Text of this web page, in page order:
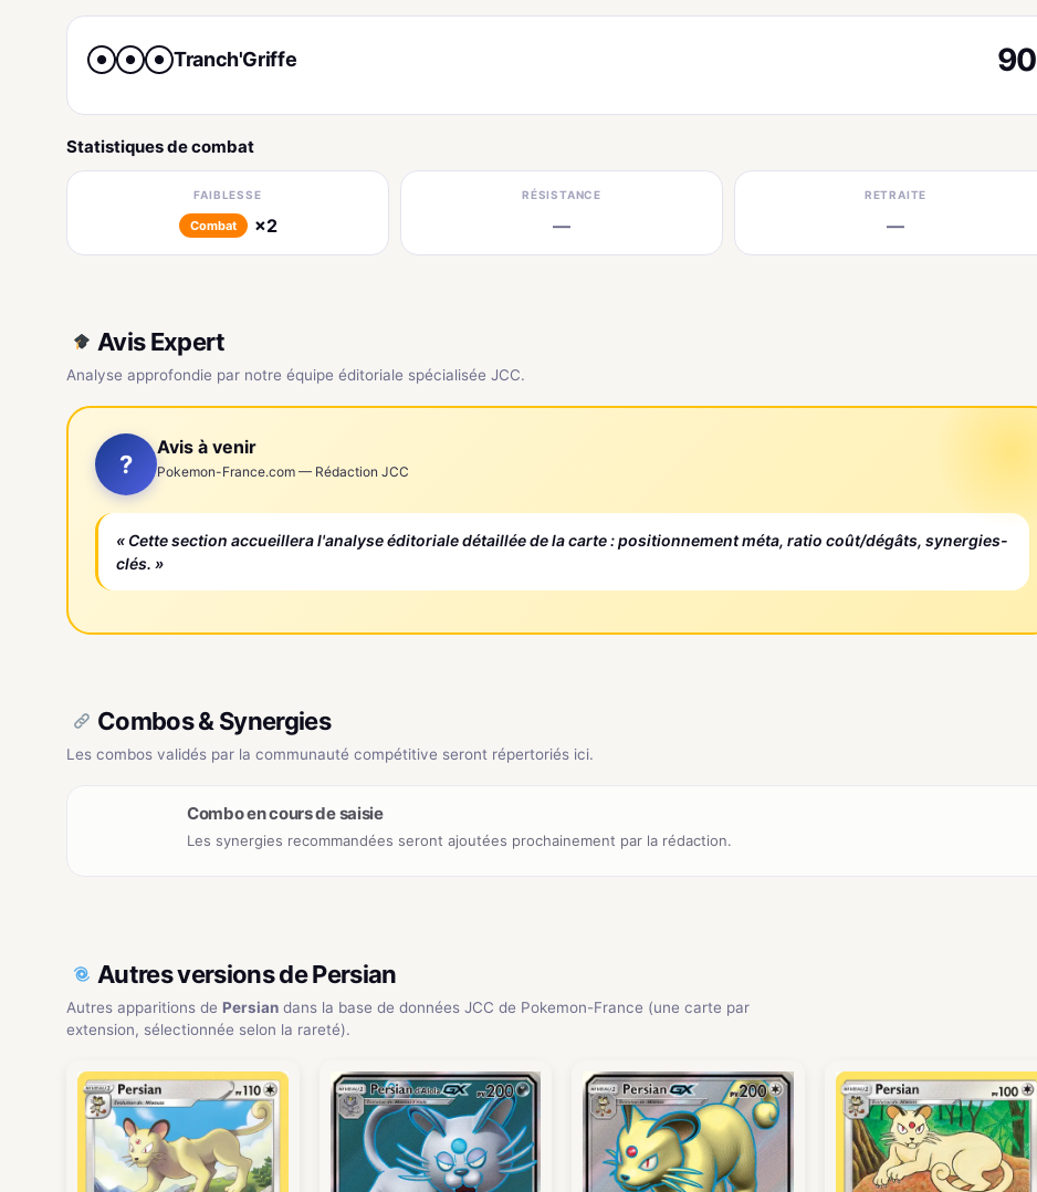
● ● ● Tranch'Griffe 90
Statistiques de combat
FAIBLESSE
Combat ×2
RÉSISTANCE
—
RETRAITE
—
Avis Expert
Analyse approfondie par notre équipe éditoriale spécialisée JCC.
?
Avis à venir
Pokemon-France.com — Rédaction JCC
« Cette section accueillera l'analyse éditoriale détaillée de la carte : positionnement méta, ratio coût/dégâts, synergies-
clés. »
Combos & Synergies
Les combos validés par la communauté compétitive seront répertoriés ici.
Combo en cours de saisie
Les synergies recommandées seront ajoutées prochainement par la rédaction.
Autres versions de Persian
Autres apparitions de Persian dans la base de données JCC de Pokemon-France (une carte par
extension, sélectionnée selon la rareté).